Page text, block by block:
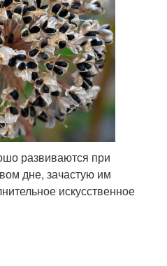
развиваются при
дне, зачастую им
искусственное